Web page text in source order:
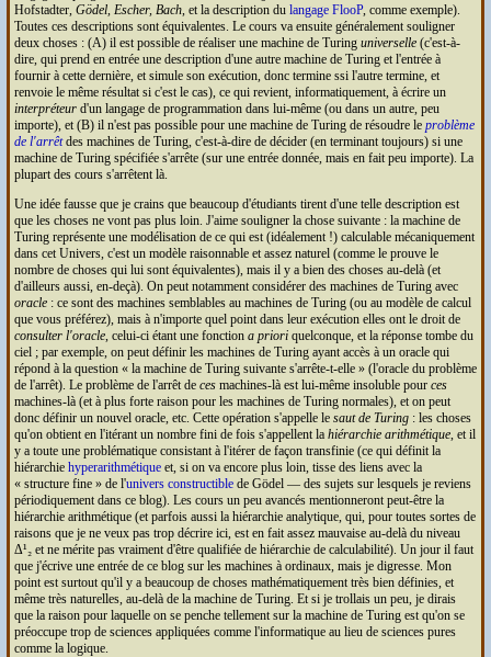
Hofstadter, Gödel, Escher, Bach, et la description du langage FlooP, comme exemple).
Toutes ces descriptions sont équivalentes. Le cours va ensuite généralement souligner
deux choses : (A) il est possible de réaliser une machine de Turing universelle(c'est-à-
dire, qui prend en entrée une description d'une autre machine de Turing et l'entrée à
fournir à cette dernière, et simule son exécution, donc termine ssi l'autre termine, et
renvoie le même résultat si c'est le cas), ce qui revient, informatiquement, à écrire un
interpréteurd'un langage de programmation dans lui-même (ou dans un autre, peu
importe), et (B) il n'est pas possible pour une machine de Turing de résoudre le problème
de l'arrêtdes machines de Turing, c'est-à-dire de décider (en terminant toujours) si une
machine de Turing spécifiée s'arrête (sur une entrée donnée, mais en fait peu importe). La
plupart des cours s'arrêtent là.
Une idée fausse que je crains que beaucoup d'étudiants tirent d'une telle description est
que les choses ne vont pas plus loin. J'aime souligner la chose suivante : la machine de
Turing représente une modélisation de ce qui est (idéalement !) calculable mécaniquement
dans cet Univers, c'est un modèle raisonnable et assez naturel (comme le prouve le
nombre de choses qui lui sont équivalentes), mais il y a bien des choses au-delà (et
d'ailleurs aussi, en-deçà). On peut notamment considérer des machines de Turing avec
oracle: ce sont des machines semblables au machines de Turing (ou au modèle de calcul
que vous préférez), mais à n'importe quel point dans leur exécution elles ont le droit de
consulter l'oracle, celui-ci étant une fonction a prioriquelconque, et la réponse tombe du
ciel ; par exemple, on peut définir les machines de Turing ayant accès à un oracle qui
répond à la question
la machine de Turing suivante s'arrête-t-elle
(l'oracle du problème
de l'arrêt). Le problème de l'arrêt de cesmachines-là est lui-même insoluble pour ces
machines-là (et à plus forte raison pour les machines de Turing normales), et on peut
donc définir un nouvel oracle, etc. Cette opération s'appelle le saut de Turing: les choses
qu'on obtient en l'itérant un nombre fini de fois s'appellent la hiérarchie arithmétique, et il
y a toute une problématique consistant à l'itérer de façon transfinie (ce qui définit la
hiérarchie hyperarithmétiqueet, si on va encore plus loin, tisse des liens avec la
« structure fine » de l'univers constructiblede Gödel — des sujets sur lesquels je reviens
périodiquement dans ce blog). Les cours un peu avancés mentionneront peut-être la
hiérarchie arithmétique (et parfois aussi la hiérarchie analytique, qui, pour toutes sortes de
raisons que je ne veux pas trop décrire ici, est en fait assez mauvaise au-delà du niveau
Δ¹₂ et ne mérite pas vraiment d'être qualifiée de hiérarchie de calculabilité). Un jour il faut
que j'écrive une entrée de ce blog sur les machines à ordinaux, mais je digresse. Mon
point est surtout qu'il y a beaucoup de choses mathématiquement très bien définies, et
même très naturelles, au-delà de la machine de Turing. Et si je trollais un peu, je dirais
que la raison pour laquelle on se penche tellement sur la machine de Turing est qu'on se
préoccupe trop de sciences appliquées comme l'informatique au lieu de sciences pures
comme la logique.